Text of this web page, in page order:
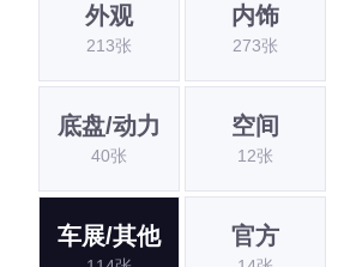
外观
213张
内饰
273张
底盘/动力
40张
空间
12张
车展/其他 官方